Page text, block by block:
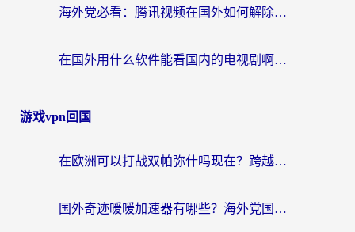
海外党必看：腾讯视频在国外如何解除地域限制？附优酷咪咕使用指南
在国外用什么软件能看国内的电视剧啊？留学生亲测有效的回国加速方案
游戏vpn回国
在欧洲可以打战双帕弥什吗现在？跨越延迟墙的实战指南
国外奇迹暖暖加速器有哪些？海外党国服游戏畅玩终极指南（附亲测推荐）